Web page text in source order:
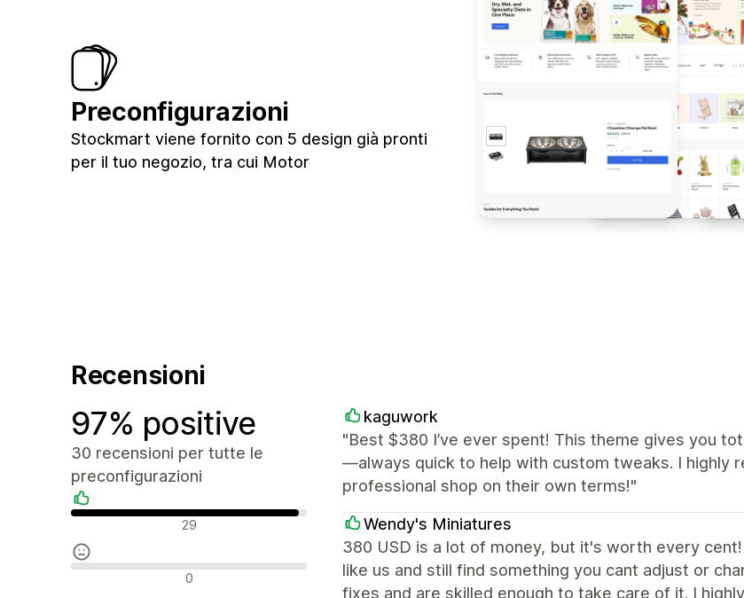
Preconfigurazioni
Stockmart viene fornito con 5 design già pronti
per il tuo negozio, tra cui Motor
Recensioni
97% positive
30 recensioni per tutte le
preconfigurazioni
Recensioni positive
29
Recensioni neutrali
0
kaguwork
"Best $380 I’ve ever spent! This theme gives you
—always quick to help with custom tweaks. I highly
professional shop on their own terms!"
Wendy's Miniatures
380 USD is a lot of money, but it's worth every
like us and still find something you cant adjust or
fixes and are skilled enough to take care of it. I